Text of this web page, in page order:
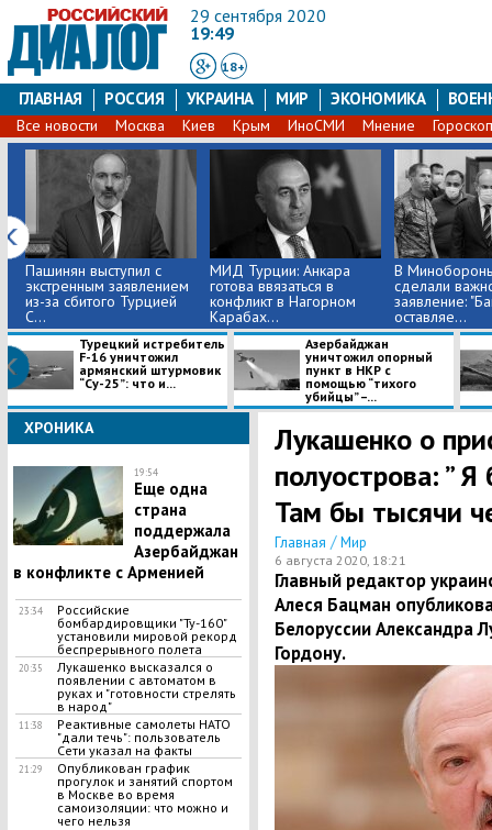
29 сентября 2020
19:49
18+
ГЛАВНАЯ РОССИЯ УКРАИНА МИР ЭКОНОМИКА
Все новости Москва Киев Крым ИноСМИ Мнение
​Пашинян выступил с
экстренным заявлением
из-за сбитого Турцией
С...
МИД Турции: Анкара
готова ввязаться в
конфликт в Нагорном
Карабах...
​В
сделали
заявление:
оставляе...
Турецкий истребитель
F-16 уничтожил
армянский штурмовик
“Су-25”: что и...
​Азербайджан
уничтожил опорный
пункт в НКР с
помощью “тихого
убийцы” –...
ХРОНИКА
19:54
Еще одна
страна
поддержала
Азербайджан
в конфликте с Арменией
23:34
Российские
бомбардировщики "Ту-160"
установили мировой рекорд
беспрерывного полета
20:35
Лукашенко высказался о
появлении с автоматом в
руках и "готовности стрелять
в народ"
11:38
​Реактивные самолеты НАТО
"дали течь": пользователь
Сети указал на факты
21:29
Опубликован график
прогулок и занятий спортом
в Москве во время
самоизоляции: что можно и
чего нельзя
​Лукашенко о
полуострова: ”
Там бы тысячи
Главная / Мир
6 августа 2020, 18:21
Главный редактор
Алеся Бацман
Белоруссии Александра
Гордону.